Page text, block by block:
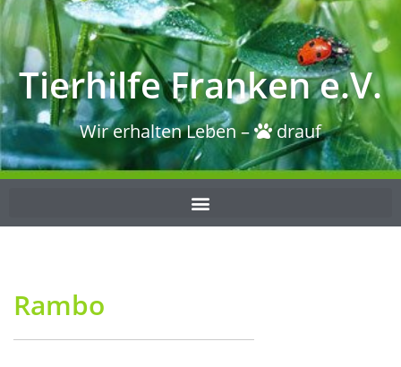
Tierhilfe Franken e.V.
Wir erhalten Leben – drauf
Rambo